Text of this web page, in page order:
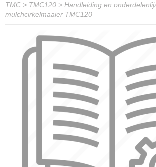
TMC > TMC120 > Handleiding en
mulchcirkelmaaier TMC120